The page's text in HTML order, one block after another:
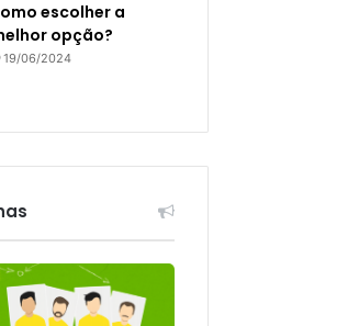
escolher a
opção?
19/06/2024